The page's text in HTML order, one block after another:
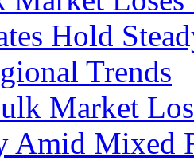
Market
Amid Mixed